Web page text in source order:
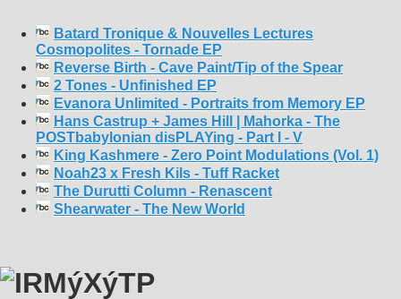
Batard Tronique & Nouvelles Lectures
Cosmopolites - Tornade EP
Reverse Birth - Cave Paint/Tip of the Spear
2 Tones - Unfinished EP
Evanora Unlimited - Portraits from Memory EP
Hans Castrup + James Hill | Mahorka - The
POSTbabylonian disPLAYing - Part I - V
King Kashmere - Zero Point Modulations (Vol. 1)
Noah23 x Fresh Kils - Tuff Racket
The Durutti Column - Renascent
Shearwater - The New World